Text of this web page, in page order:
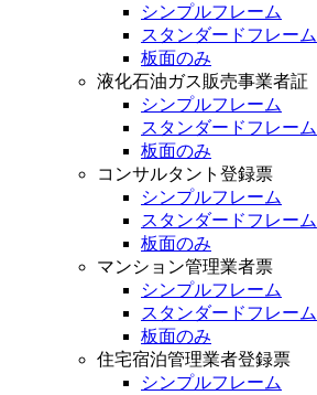
シンプルフレーム
スタンダードフレーム
板面のみ
液化石油ガス販売事業者証
シンプルフレーム
スタンダードフレーム
板面のみ
コンサルタント登録票
シンプルフレーム
スタンダードフレーム
板面のみ
マンション管理業者票
シンプルフレーム
スタンダードフレーム
板面のみ
住宅宿泊管理業者登録票
シンプルフレーム